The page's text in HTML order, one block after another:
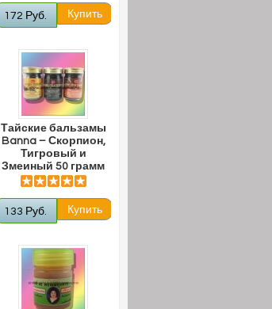
172 Руб.
Тайские бальзамы
Banna – Скорпион,
Тигровый и
Змеиный 50 грамм
133 Руб.